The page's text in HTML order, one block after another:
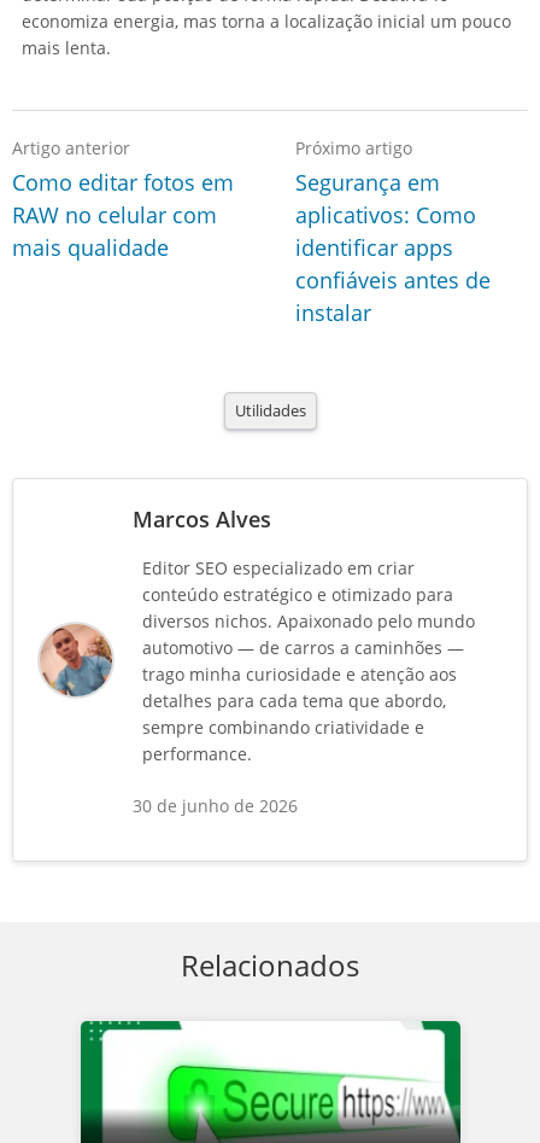
economiza energia, mas torna a localização inicial um pouco
mais lenta.
Artigo anterior
Como editar fotos em
RAW no celular com
mais qualidade
Próximo artigo
Segurança em
aplicativos: Como
identificar apps
confiáveis antes de
instalar
Utilidades
Marcos Alves
Editor SEO especializado em criar
conteúdo estratégico e otimizado para
diversos nichos. Apaixonado pelo mundo
automotivo — de carros a caminhões —
trago minha curiosidade e atenção aos
detalhes para cada tema que abordo,
sempre combinando criatividade e
performance.
30 de junho de 2026
Relacionados